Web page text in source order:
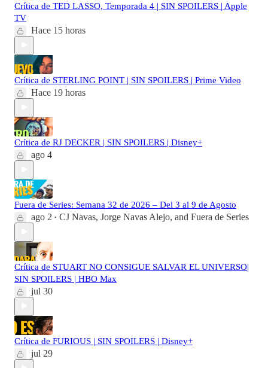
Crítica de TED LASSO, Temporada 4 | SIN SPOILERS | Apple
TV
Hace 15 horas
Crítica de STERLING POINT | SIN SPOILERS | Prime Video
Hace 19 horas
Crítica de RJ DECKER | SIN SPOILERS | Disney+
ago 4
Fuera de Series: Semana 32 de 2026 – Del 3 al 9 de Agosto
ago 2 • CJ Navas, Jorge Navas Alejo, and Fuera de Series
Crítica de STUART NO CONSIGUE SALVAR EL UNIVERSO|
SIN SPOILERS | HBO Max
jul 30
Crítica de FURIOUS | SIN SPOILERS | Disney+
jul 29